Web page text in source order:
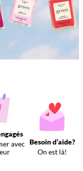
avec Besoin d’aide?
On est là!